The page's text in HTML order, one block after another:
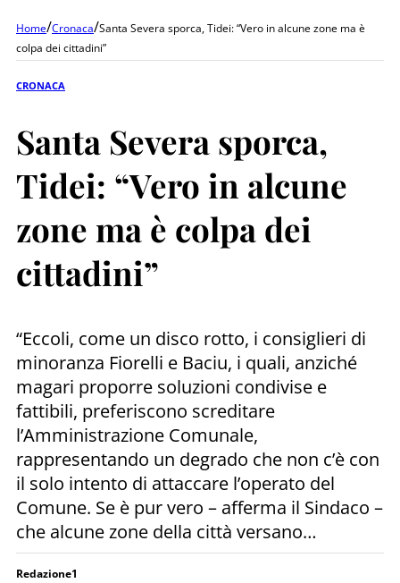
Home/Cronaca/Santa Severa sporca, Tidei: “Vero in alcune zone ma è
colpa dei cittadini”
CRONACA
Santa Severa sporca,
Tidei: “Vero in alcune
zone ma è colpa dei
cittadini”
“Eccoli, come un disco rotto, i consiglieri di
minoranza Fiorelli e Baciu, i quali, anziché
magari proporre soluzioni condivise e
fattibili, preferiscono screditare
l’Amministrazione Comunale,
rappresentando un degrado che non c’è con
il solo intento di attaccare l’operato del
Comune. Se è pur vero – afferma il Sindaco –
che alcune zone della città versano…
Redazione1